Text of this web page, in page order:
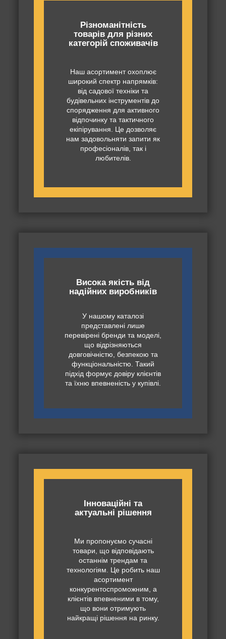
Різноманітність
товарів для різних
категорій споживачів
Наш асортимент охоплює
широкий спектр напрямків:
від садової техніки та
будівельних інструментів до
спорядження для активного
відпочинку та тактичного
екіпірування. Це дозволяє
нам задовольняти запити як
професіоналів, так і
любителів.
Висока якість від
надійних виробників
У нашому каталозі
представлені лише
перевірені бренди та моделі,
що відрізняються
довговічністю, безпекою та
функціональністю. Такий
підхід формує довіру клієнтів
та їхню впевненість у купівлі.
Інноваційні та
актуальні рішення
Ми пропонуємо сучасні
товари, що відповідають
останнім трендам та
технологіям. Це робить наш
асортимент
конкурентоспроможним, а
клієнтів впевненими в тому,
що вони отримують
найкращі рішення на ринку.